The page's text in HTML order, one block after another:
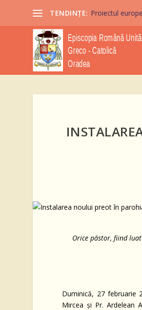
TENDINȚE: Proiectul
Orice păstor, fiind
Duminică, 27 februarie
Mircea și Pr. Ardelean